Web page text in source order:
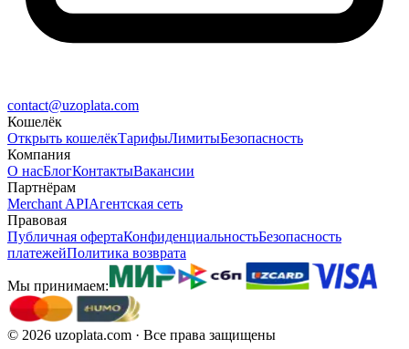
contact@uzoplata.com
Кошелёк
Открыть кошелёкТарифыЛимитыБезопасность
Компания
О насБлогКонтактыВакансии
Партнёрам
Merchant APIАгентская сеть
Правовая
Публичная офертаКонфиденциальностьБезопасность
платежейПолитика возврата
Мы принимаем:
© 2026 uzoplata.com · Все права защищены